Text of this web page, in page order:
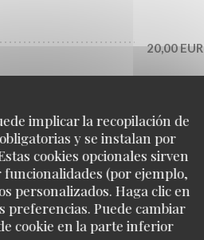
implicar la recopilación de
y se instalan por
cookies opcionales sirven
(por ejemplo,
personalizados. Haga clic en
preferencias. Puede cambiar
cookie en la parte inferior
20,00 EUR
27,00 EUR
15,00 EUR